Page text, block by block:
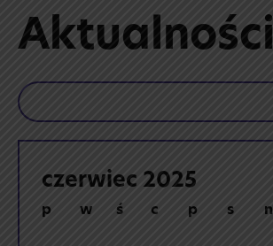
Aktualności
Szukaj
czerwiec 2025
p w ś c p s
n